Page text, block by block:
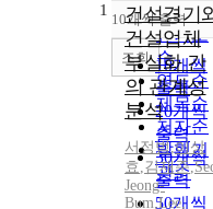
순
인기도
순
연도순
제목순
저자순
발행기
관순
내림차
10개씩 출력
10개씩
출력
20개씩
출력
30개씩
출력
50개씩
조회
1
건설경기
건설업체
부실화 간
의 관계성
분석
서정범,이상
효 ,김재준,
Jeong-
Bum,Lee,